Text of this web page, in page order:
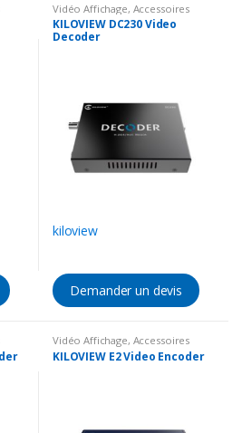
Vidéo Affichage, Accessoires
vidéo,Encodeur vidéo
KILOVIEW DC230 Video
Decoder
kiloview
Demander un devis
Vidéo Affichage, Accessoires
vidéo,Encodeur vidéo
KILOVIEW E2 Video Encoder